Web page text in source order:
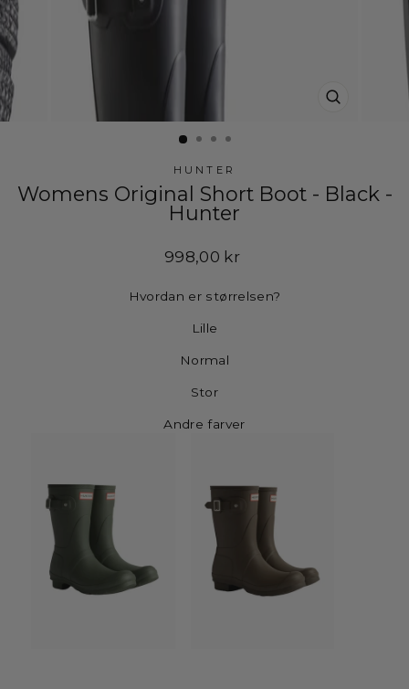
HUNTER
Womens Original Short Boot - Black -
Hunter
Normalpris
998,00 kr
Hvordan er størrelsen?
Lille
Normal
Stor
Andre farver